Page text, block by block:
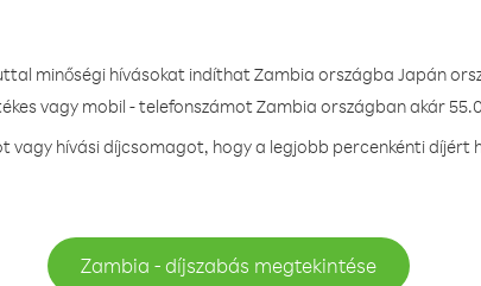
minőségi hívásokat indíthat Zambia országba Japán
vagy mobil - telefonszámot Zambia országban akár
vagy hívási díjcsomagot, hogy a legjobb percenkénti díjért
Zambia - díjszabás megtekintése